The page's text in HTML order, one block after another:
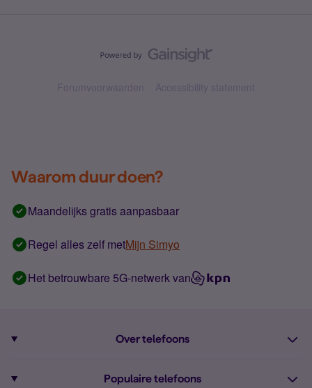
Forumvoorwaarden Accessibility statement
Waarom duur doen?
Maandelijks gratis aanpasbaar
Regel alles zelf metMijn Simyo
Het betrouwbare 5G-netwerk van
Over telefoons
Populaire telefoons